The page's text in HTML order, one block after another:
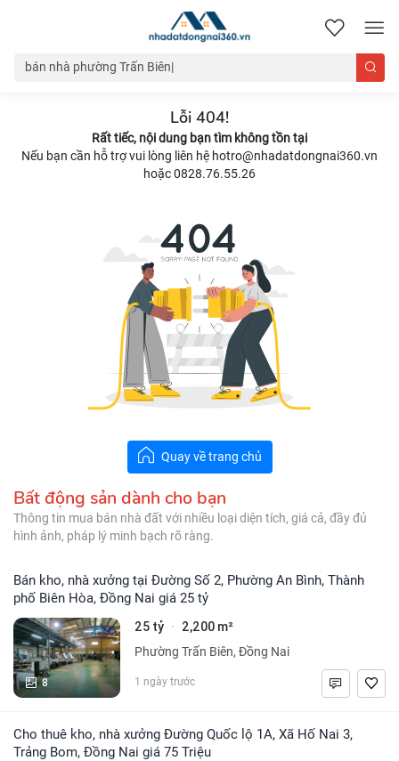
nhadatdongnai360.vn
Lỗi 404!
Rất tiếc, nội dung bạn tìm không tồn tại
Nếu bạn cần hỗ trợ vui lòng liên hệ hotro@nhadatdongnai360.vn
hoặc 0828.76.55.26
Quay về trang chủ
Bất động sản dành cho bạn
Thông tin mua bán nhà đất với nhiều loại diện tích, giá cả, đầy đủ
hình ảnh, pháp lý minh bạch rõ ràng.
Bán kho, nhà xưởng tại Đường Số 2, Phường An Bình, Thành
phố Biên Hòa, Đồng Nai giá 25 tỷ
8
25 tỷ · 2,200 m²
Phường Trấn Biên, Đồng Nai
1 ngày trước
Cho thuê kho, nhà xưởng Đường Quốc lộ 1A, Xã Hố Nai 3,
Trảng Bom, Đồng Nai giá 75 Triệu